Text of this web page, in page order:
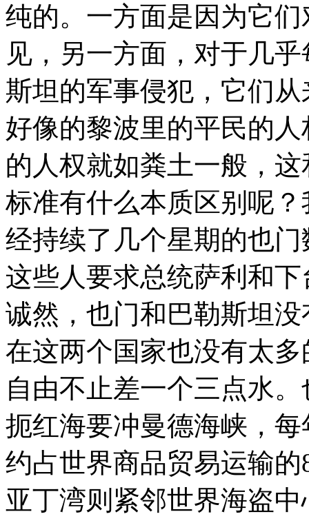
纯的。一方面是因为它
见，另一方面，对于几
斯坦的军事侵犯，它们
好像的黎波里的平民的
的人权就如粪土一般，
标准有什么本质区别呢
经持续了几个星期的也
这些人要求总统萨利和
诚然，也门和巴勒斯坦
在这两个国家也没有太
自由不止差一个三点水
扼红海要冲曼德海峡，
约占世界商品贸易运输
亚丁湾则紧邻世界海盗